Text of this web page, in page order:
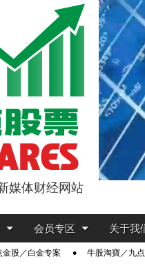
媒体财经网站
会员专区 关于我
金股／白金专案 牛股淘寶／九